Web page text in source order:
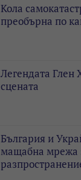
Кола
преобърна по
Легендата Глен
сцената
България и
мащабна мрежа